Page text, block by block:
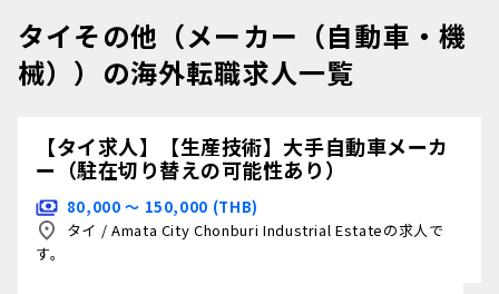
タイその他（メーカー（自動車・機
械））の海外転職求人一覧
【タイ求人】【生産技術】大手自動車メーカ
ー（駐在切り替えの可能性あり）
80,000 〜 150,000 (THB)
タイ / Amata City Chonburi Industrial Estateの求人で
す。